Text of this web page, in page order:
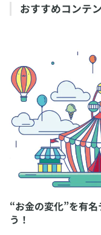
おすすめコンテ
“お金の変化”を有
う！